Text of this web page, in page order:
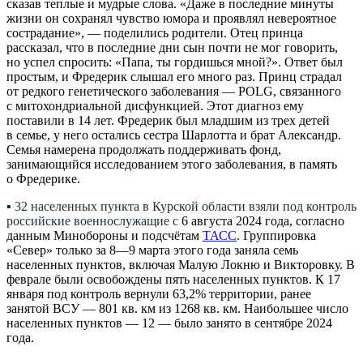
сказав теплые и мудрые слова. «Даже в последние минуты
жизни он сохранял чувство юмора и проявлял невероятное
сострадание», — поделились родители. Отец принца
рассказал, что в последние дни сын почти не мог говорить,
но успел спросить: «Папа, ты гордишься мной?». Ответ был
простым, и Фредерик слышал его много раз. Принц страдал
от редкого генетического заболевания — POLG, связанного
с митохондриальной дисфункцией. Этот диагноз ему
поставили в 14 лет. Фредерик был младшим из трех детей
в семье, у него остались сестра Шарлотта и брат Александр.
Семья намерена продолжать поддерживать фонд,
занимающийся исследованием этого заболевания, в память
о Фредерике.
▪ 32 населенных пункта в Курской области взяли под контроль
российские военнослужащие с 6 августа 2024 года, согласно
данным Минобороны и подсчётам ТАСС. Группировка
«Север» только за 8—9 марта этого года заняла семь
населенных пунктов, включая Малую Локню и Викторовку. В
феврале были освобождены пять населенных пунктов. К 17
января под контроль вернули 63,2% территории, ранее
занятой ВСУ — 801 кв. км из 1268 кв. км. Наибольшее число
населенных пунктов — 12 — было занято в сентябре 2024
года.